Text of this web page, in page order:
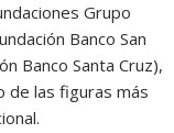
Grupo
Banco San
Banco Santa Cruz),
de las figuras más